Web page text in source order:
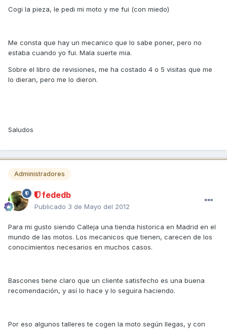
Cogi la pieza, le pedi mi moto y me fui (con miedo)
Me consta que hay un mecanico que lo sabe poner, pero no
estaba cuando yo fui. Mala suerte mia.
Sobre el libro de revisiones, me ha costado 4 o 5 visitas que me
lo dieran, pero me lo dieron.
Saludos
Administradores
fededb
Publicado 3 de Mayo del 2012
Para mi gusto siendo Calleja una tienda historica en Madrid en el
mundo de las motos. Los mecanicos que tienen, carecen de los
conocimientos necesarios en muchos casos.
Bascones tiene claro que un cliente satisfecho es una buena
recomendación, y así lo hace y lo seguira haciendo.
Por eso algunos talleres te cogen la moto según llegas, y con